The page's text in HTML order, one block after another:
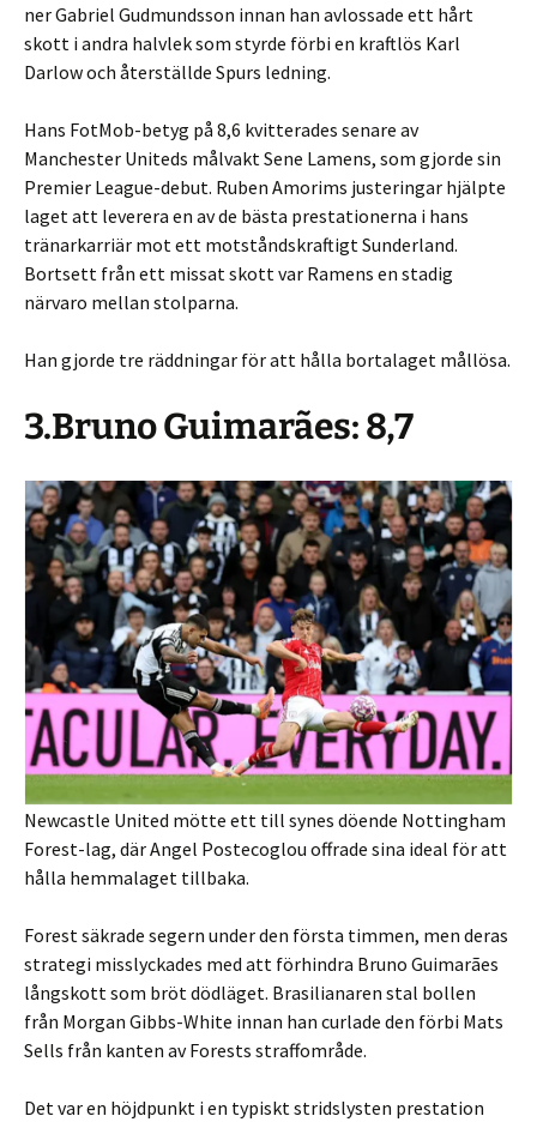
ner Gabriel Gudmundsson innan han avlossade ett hårt
skott i andra halvlek som styrde förbi en kraftlös Karl
Darlow och återställde Spurs ledning.
Hans FotMob-betyg på 8,6 kvitterades senare av
Manchester Uniteds målvakt Sene Lamens, som gjorde sin
Premier League-debut. Ruben Amorims justeringar hjälpte
laget att leverera en av de bästa prestationerna i hans
tränarkarriär mot ett motståndskraftigt Sunderland.
Bortsett från ett missat skott var Ramens en stadig
närvaro mellan stolparna.
Han gjorde tre räddningar för att hålla bortalaget mållösa.
3.Bruno Guimarães: 8,7
Newcastle United mötte ett till synes döende Nottingham
Forest-lag, där Angel Postecoglou offrade sina ideal för att
hålla hemmalaget tillbaka.
Forest säkrade segern under den första timmen, men deras
strategi misslyckades med att förhindra Bruno Guimarães
långskott som bröt dödläget. Brasilianaren stal bollen
från Morgan Gibbs-White innan han curlade den förbi Mats
Sells från kanten av Forests straffområde.
Det var en höjdpunkt i en typiskt stridslysten prestation